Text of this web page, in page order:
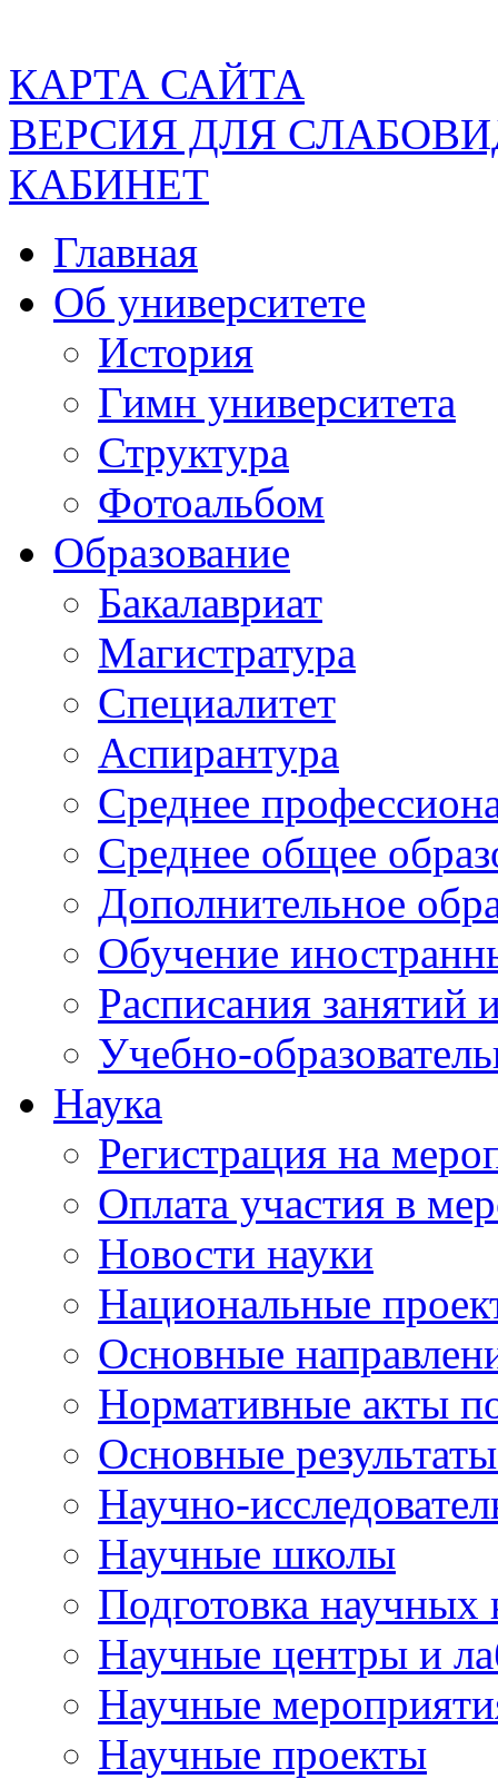
КАРТА САЙТА
ВЕРСИЯ ДЛЯ
КАБИНЕТ
Главная
Об университете
История
Гимн университета
Структура
Фотоальбом
Образование
Бакалавриат
Магистратура
Специалитет
Аспирантура
Среднее
Среднее общее
Дополнительное
Обучение
Расписания занятий
Учебно-
Наука
Регистрация на
Оплата участия в
Новости науки
Национальные
Основные
Нормативные акты
Основные
Научно-
Научные школы
Подготовка научных
Научные центры и
Научные
Научные проекты